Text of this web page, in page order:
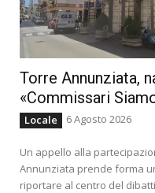
Torre Annunziata,
«Commissari
Locale 6 Agosto 2026
Un appello alla
Annunziata prende forma
riportare al centro del